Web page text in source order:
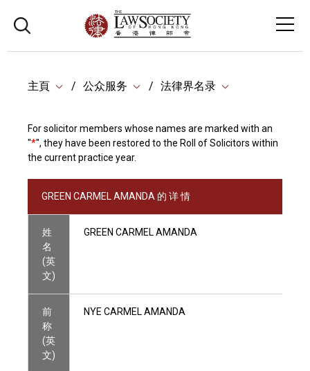
主頁 公众服务 法律界名录
For solicitor members whose names are marked with an
"*", they have been restored to the Roll of Solicitors within
the current practice year.
GREEN CARMEL AMANDA 的 详 情
姓
名
(英
文)
GREEN CARMEL AMANDA
前
称
(英
文)
NYE CARMEL AMANDA